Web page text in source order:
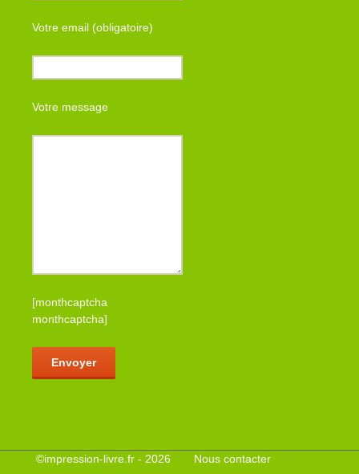
Votre email (obligatoire)
Votre message
[monthcaptcha
monthcaptcha]
©impression-livre.fr - 2026 Nous contacter